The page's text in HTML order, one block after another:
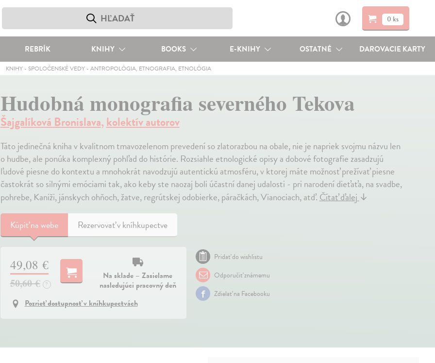
0 ks
REBRÍK KNIHY BOOKS E-KNIHY OSTATNÉ DAROVACIE KARTY
KNIHY - SPOLOČENSKÉ VEDY -ANTROPOLÓGIA, ETNOGRAFIA, ETNOLÓGIA
Hudobná monografia severného Tekova
Šajgalíková Bronislava,kolektív autorov
Táto jedinečná kniha v kvalitnom tmavozelenom prevedení so zlatorazbou na obale, nie je napriek svojmu názvu len
o hudbe, ale ponúka komplexný pohľad do histórie. Rozsiahle etnologické opisy a dobové fotografie zasadzujú
ľudové piesne do kontextu a mnohokrát navodzujú autentickú atmosféru, v ktorej máte možnosť prežívať piesne
častokrát so silnými emóciami tak, ako keby ste naozaj boli účastní danej udalosti - pri narodení dieťaťa, na svadbe,
pohrebe, Kaniži, jánskych ohňoch, žatve, regrútskej odobierke, páračkách, Vianociach, atď.Čítať ďalej↓
Kúpiťna webe Rezervovať v kníhkupectve
49,08 €
50,60 € ?
Na sklade – Zasielame
nasledujúci pracovný deň
Pozrieť dostupnosť v kníhkupectvách
Pridať do wishlistu
Odporučiť známemu
Zdielať na Facebooku